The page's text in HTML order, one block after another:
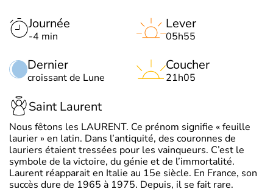
Journée
-4 min
Dernier
croissant de Lune
Lever
05h55
Coucher
21h05
Saint Laurent
Nous fêtons les LAURENT. Ce prénom signifie « feuille
laurier » en latin. Dans l’antiquité, des couronnes de
lauriers étaient tressées pour les vainqueurs. C’est le
symbole de la victoire, du génie et de l’immortalité.
Laurent réapparait en Italie au 15e siècle. En France, son
succès dure de 1965 à 1975. Depuis, il se fait rare.